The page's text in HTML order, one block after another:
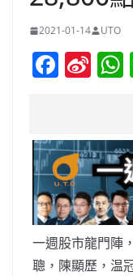
2021-01-14 UTO
F
e
b
o
o
k
Si
W
ei
b
o
一週股市龍門陣
聰，陳顯歷，温